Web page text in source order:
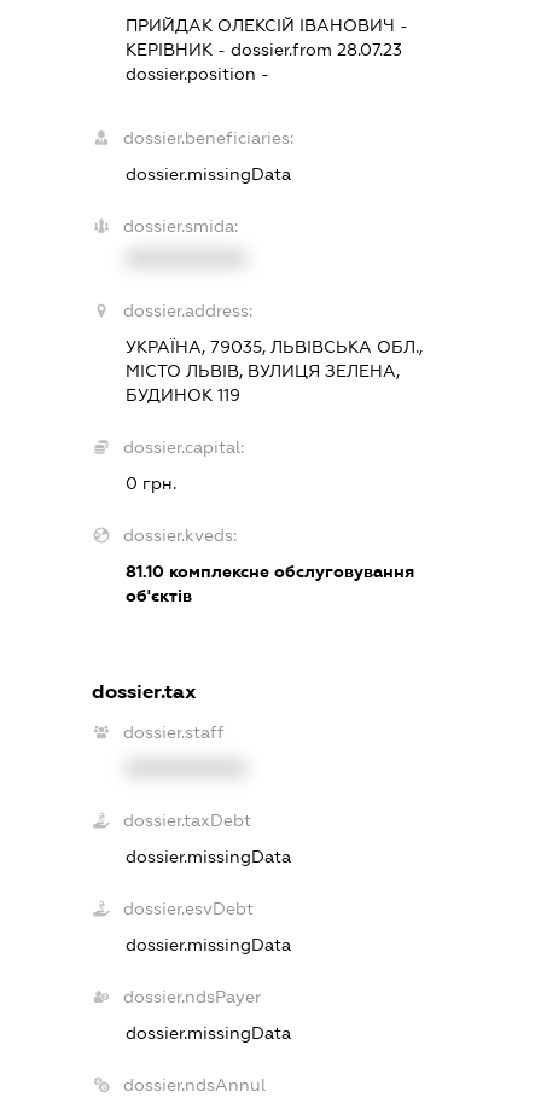
ПРИЙДАК ОЛЕКСІЙ ІВАНОВИЧ -
КЕРІВНИК - dossier.from 28.07.23
dossier.position -
dossier.beneficiaries:
dossier.missingData
dossier.smida:
dossier.address:
УКРАЇНА, 79035, ЛЬВІВСЬКА ОБЛ.,
МІСТО ЛЬВІВ, ВУЛИЦЯ ЗЕЛЕНА,
БУДИНОК 119
dossier.capital:
0 грн.
dossier.kveds:
81.10 комплексне обслуговування
об'єктів
dossier.tax
dossier.staff
dossier.taxDebt
dossier.missingData
dossier.esvDebt
dossier.missingData
dossier.ndsPayer
dossier.missingData
dossier.ndsAnnul